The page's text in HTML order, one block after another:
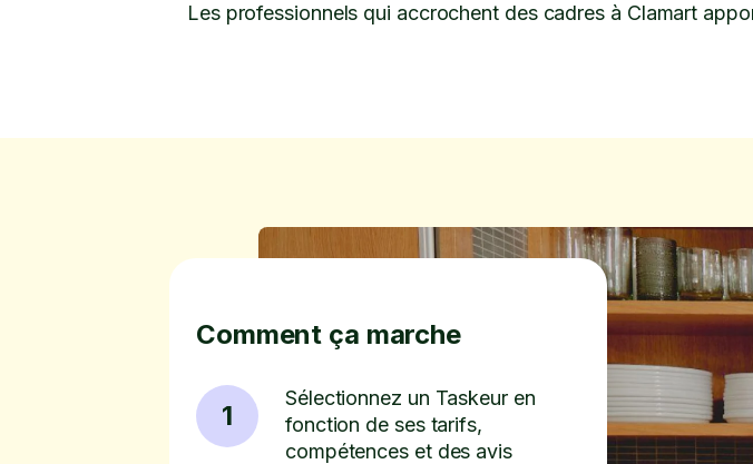
Les professionnels qui accrochent des cadres à Clamart
Comment ça marche
1
Sélectionnez un Taskeur en
fonction de ses tarifs,
compétences et des avis